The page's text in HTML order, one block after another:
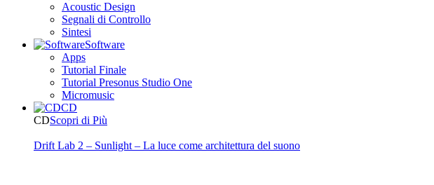
Acoustic Design
Segnali di Controllo
Sintesi
Software
Apps
Tutorial Finale
Tutorial Presonus Studio One
Micromusic
CD
CDScopri di Più
Drift Lab 2 – Sunlight – La luce come architettura del suono